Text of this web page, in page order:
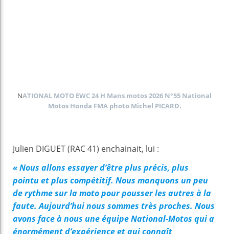
NATIONAL MOTO EWC 24 H Mans motos 2026 N°55 National
Motos Honda FMA photo Michel PICARD.
Julien DIGUET (RAC 41) enchainait, lui :
« Nous allons essayer d’être plus précis, plus
pointu et plus compétitif. Nous manquons un peu
de rythme sur la moto pour pousser les autres à la
faute. Aujourd’hui nous sommes très proches. Nous
avons face à nous une équipe National-Motos qui a
énormément d’expérience et qui connaît